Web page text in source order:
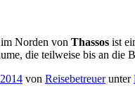
Norden von Thassos ist
die teilweise bis an die
von Reisebetreuerunter